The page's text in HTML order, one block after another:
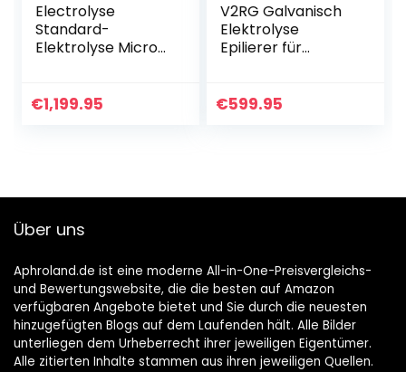
Electrolyse
Standard-
Elektrolyse Micro-
Haarentfernung
€1,199.95
V2RG Galvanisch
Elektrolyse
Epilierer für
€599.95
Über uns
Aphroland.de ist eine moderne All-in-One-Preisvergleichs-
und Bewertungswebsite, die die besten auf Amazon
verfügbaren Angebote bietet und Sie durch die neuesten
hinzugefügten Blogs auf dem Laufenden hält. Alle Bilder
unterliegen dem Urheberrecht ihrer jeweiligen Eigentümer.
Alle zitierten Inhalte stammen aus ihren jeweiligen Quellen.